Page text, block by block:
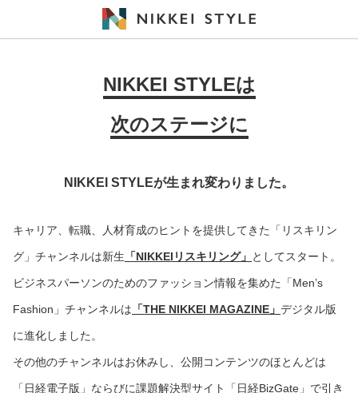
NIKKEI STYLEは
次のステージに
NIKKEI STYLEが生まれ変わりました。
キャリア、転職、人材育成のヒントを提供してきた「リスキリン
グ」チャンネルは新生 「NIKKEIリスキリング」 としてスタート。
ビジネスパーソンのためのファッション情報を集めた「Men’s
Fashion」チャンネルは 「THE NIKKEI MAGAZINE」 デジタル版
に進化しました。
その他のチャンネルはお休みし、公開コンテンツのほとんどは
「日経電子版」ならびに課題解決型サイト「日経BizGate」で引き